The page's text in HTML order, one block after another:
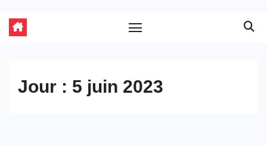
Jour : 5 juin 2023